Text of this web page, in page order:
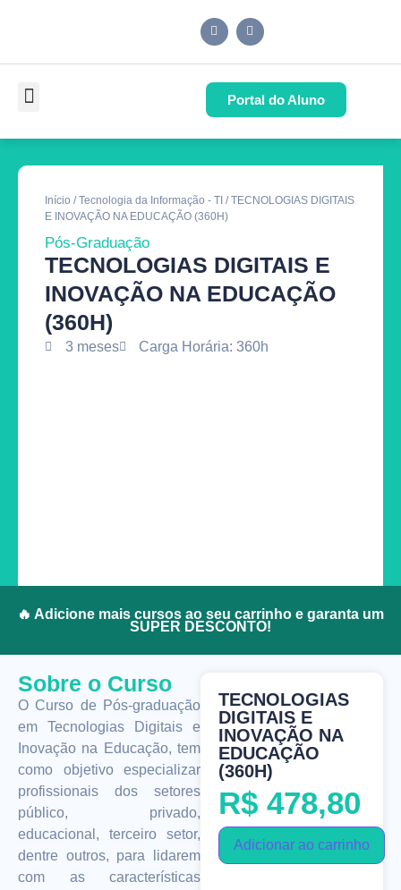
Portal do Aluno
Início /Tecnologia da Informação - TI / TECNOLOGIAS DIGITAIS
E INOVAÇÃO NA EDUCAÇÃO (360H)
Pós-Graduação
TECNOLOGIAS DIGITAIS E
INOVAÇÃO NA EDUCAÇÃO
(360H)
3 meses Carga Horária: 360h
🔥 Adicione mais cursos ao seu carrinho e garanta um
SUPER DESCONTO!
Sobre o Curso
O Curso de Pós-graduação
em Tecnologias Digitais e
Inovação na Educação, tem
como objetivo especializar
profissionais dos setores
público, privado,
educacional, terceiro setor,
dentre outros, para lidarem
com as características
TECNOLOGIAS
DIGITAIS E
INOVAÇÃO NA
EDUCAÇÃO
(360H)
R$ 478,80
Adicionar ao carrinho